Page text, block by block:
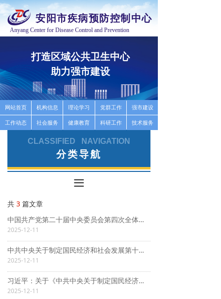
安阳市疾病预防控制中心
Anyang Center for Disease Control and Prevention
按钮
网站首页 机构信息 党群工作
工作动态 社会服务 健康教育 科研工作 技术服务
打造区域公共卫生中心
助力强市建设
强市建设
理论学习
分类导航
CLASSIFIED NAVIGATION
끀
共 3 篇文章
中国共产党第二十届中央委员会第四次全体会议公报_共产党员网
2025-12-11
中共中央关于制定国民经济和社会发展第十五个五年规划的建议_共产党员网
2025-12-11
习近平：关于《中共中央关于制定国民经济和社会发展第十五个五年规划的建议》的说明_共产党员网
2025-12-11